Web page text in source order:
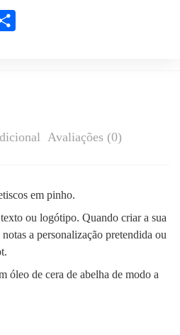
Avaliações (0)
em pinho.
ou logótipo. Quando criar a sua
a personalização pretendida ou
óleo de cera de abelha de modo a